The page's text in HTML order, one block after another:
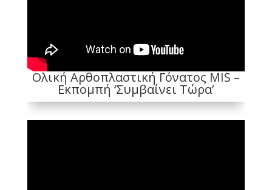
Ολική Αρθοπλαστική Γόνατος MIS –
Εκπομπή ‘Συμβαίνει Τώρα’